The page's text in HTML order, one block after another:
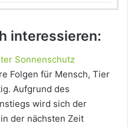
interessieren:
Sonnenschutz
Folgen für Mensch, Tier
Aufgrund des
wird sich der
der nächsten Zeit